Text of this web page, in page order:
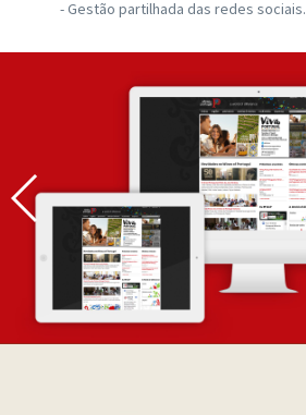
- Gestão partilhada das redes sociais.